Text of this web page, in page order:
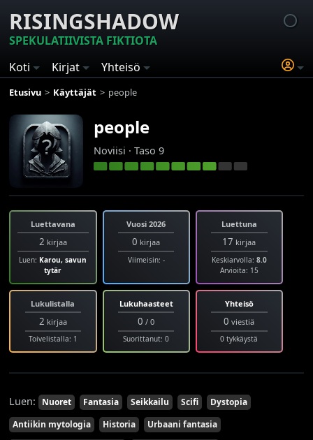
RISINGSHADOW
SPEKULATIIVISTA FIKTIOTA
Koti
Kirjat Yhteisö
Etusivu Käyttäjät people
people
Noviisi · Taso 9
Luettavana
2 kirjaa
Luen: Karou, savun
tytär
Vuosi 2026
0 kirjaa
Viimeisin: -
Luettuna
17 kirjaa
Keskiarvolla: 8.0
Arvioita: 15
Lukulistalla
2 kirjaa
Toivelistalla: 1
Lukuhaasteet
0 / 0
Suorittanut: 0
Yhteisö
0 viestiä
0 tykkäystä
Luen: Nuoret Fantasia Seikkailu Scifi
Dystopia
Antiikin mytologia
Historia
Urbaani fantasia